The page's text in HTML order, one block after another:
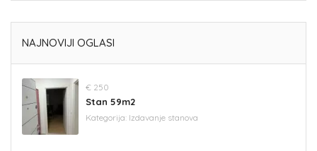
NAJNOVIJI OGLASI
€ 250
Stan 59m2
Kategorija: Izdavanje stanova